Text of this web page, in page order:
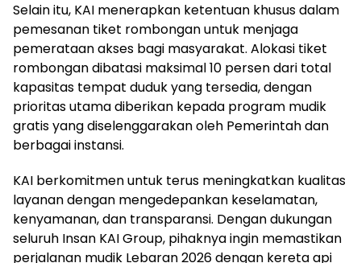
Selain itu, KAI menerapkan ketentuan khusus dalam
pemesanan tiket rombongan untuk menjaga
pemerataan akses bagi masyarakat. Alokasi tiket
rombongan dibatasi maksimal 10 persen dari total
kapasitas tempat duduk yang tersedia, dengan
prioritas utama diberikan kepada program mudik
gratis yang diselenggarakan oleh Pemerintah dan
berbagai instansi.
KAI berkomitmen untuk terus meningkatkan kualitas
layanan dengan mengedepankan keselamatan,
kenyamanan, dan transparansi. Dengan dukungan
seluruh Insan KAI Group, pihaknya ingin memastikan
perjalanan mudik Lebaran 2026 dengan kereta api